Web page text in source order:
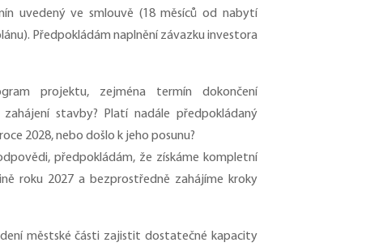
uvedený ve smlouvě (18 měsíců od nabytí
Předpokládám naplnění závazku investora
projektu, zejména termín dokončení
stavby? Platí nadále předpokládaný
2028, nebo došlo k jeho posunu?
předpokládám, že získáme kompletní
roku 2027 a bezprostředně zahájíme kroky
městské části zajistit dostatečné kapacity